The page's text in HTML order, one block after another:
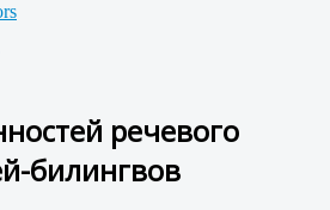
речевого
билингвов